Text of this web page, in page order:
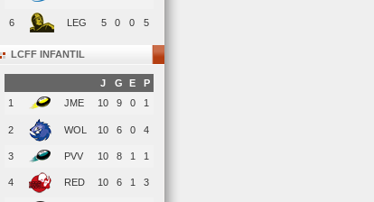
6 LEG 5 0 0 5
LCFF INFANTIL
J G E
P
1
JME 10 9 0 1
2 WOL 10 6 0 4
3 PVV 10 8 1 1
4 RED 10 6 1 3